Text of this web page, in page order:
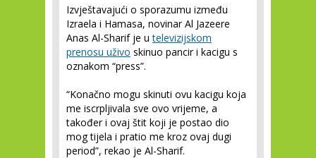
Izvještavajući o sporazumu između
Izraela i Hamasa, novinar Al Jazeere
Anas Al-Sharif je utelevizijskom
prenosu uživo skinuo pancir i kacigu s
oznakom “press”.
“Konačno mogu skinuti ovu kacigu koja
me iscrpljivala sve ovo vrijeme, a
također i ovaj štit koji je postao dio
mog tijela i pratio me kroz ovaj dugi
period”, rekao je Al-Sharif.